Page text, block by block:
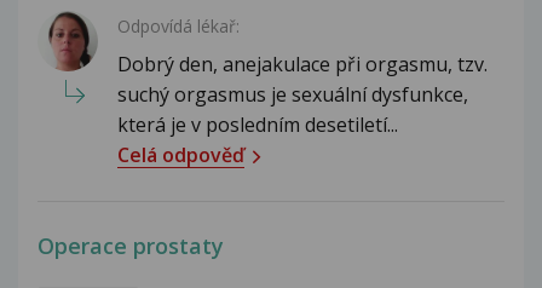
Odpovídá lékař:
Dobrý den, anejakulace při orgasmu, tzv.
suchý orgasmus je sexuální dysfunkce,
která je v posledním desetiletí...
Celá odpověď
Operace prostaty